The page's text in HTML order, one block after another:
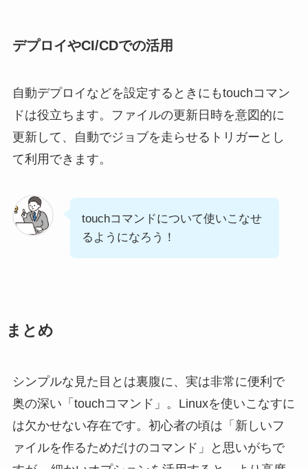
デプロイやCI/CDでの活用
自動デプロイなどを設定するときにもtouchコマン
ドは役立ちます。ファイルの更新日時を意図的に
更新して、自動でジョブを走らせるトリガーとし
て利用できます。
touchコマンドについて使いこなせ
るようになろう！
まとめ
シンプルな見た目とは裏腹に、実は非常に便利で
奥の深い「touchコマンド」。Linuxを使いこなすに
は欠かせない存在です。初心者の頃は「新しいフ
ァイルを作るためだけのコマンド」と思いがちで